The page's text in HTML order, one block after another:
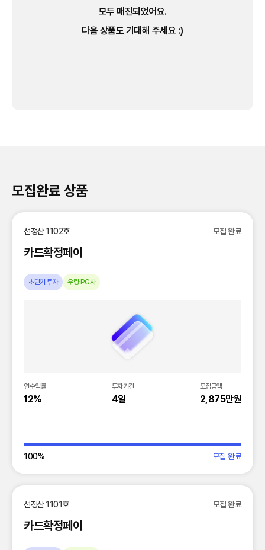
모두 매진되었어요.
다음 상품도 기대해 주세요 :)
모집완료 상품
선정산 1102호 모집 완료
카드확정페이
초단기 투자 우량 PG사
연수익률
12%
투자기간
4일
모집금액
2,875만원
100% 모집 완료
선정산 1101호 모집 완료
카드확정페이